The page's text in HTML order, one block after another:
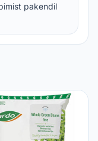
pakendil